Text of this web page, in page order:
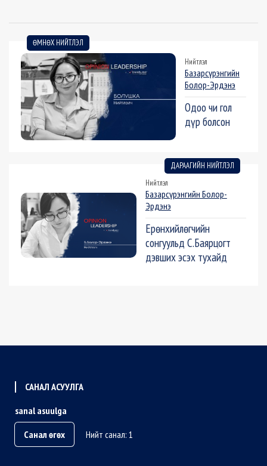
ӨМНӨХ НИЙТЛЭЛ
Нийтлэл
Базарсүрэнгийн
Болор-Эрдэнэ
Одоо чи гол
дүр болсон
ДАРААГИЙН НИЙТЛЭЛ
Нийтлэл
Базарсүрэнгийн Болор-
Эрдэнэ
Ерөнхийлөгчийн
сонгуульд С.Баярцогт
дэвших эсэх тухайд
САНАЛ АСУУЛГА
sanal asuulga
Санал өгөх
Нийт санал: 1